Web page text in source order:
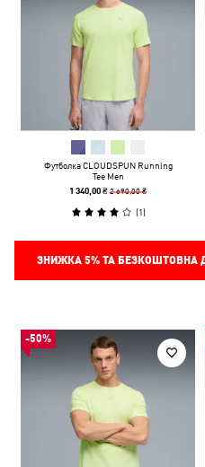
Футболка CLOUDSPUN Running
Tee Men
1 340,00 ₴2 690,00 ₴
(1)
ЗНИЖКА 5%ТА БЕЗКОШТОВНА
-50%